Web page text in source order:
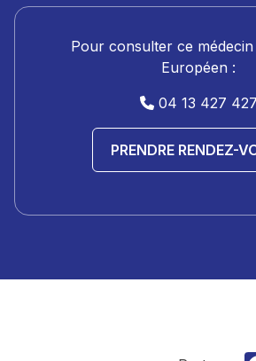
Pour consulter ce
Européen :
04 13 427 427
PRENDRE RENDEZ-